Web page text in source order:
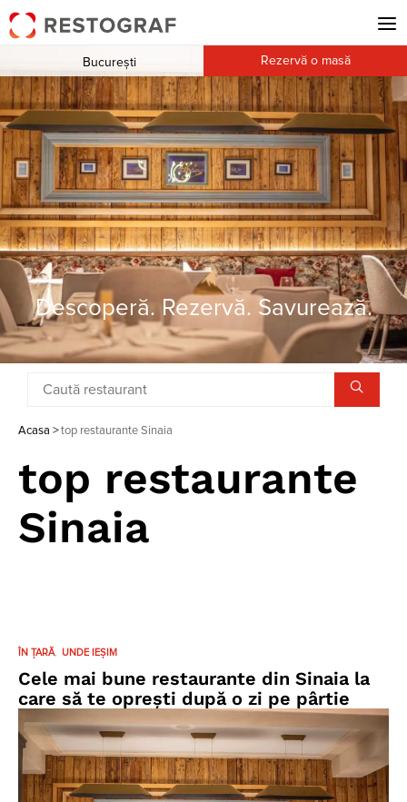
Descoperă. Rezervă. Savurează.
București Rezervă o masă
Acasa >top restaurante Sinaia
top restaurante
Sinaia
ÎN ȚARĂ UNDE IEȘIM
Cele mai bune restaurante din Sinaia la
care să te oprești după o zi pe pârtie